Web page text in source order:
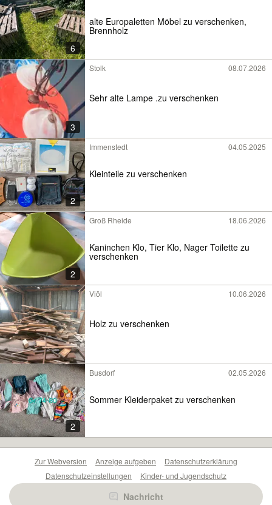
6
alte Europaletten Möbel zu verschenken,
Brennholz
3
Stolk 08.07.2026
Sehr alte Lampe .zu verschenken
2
Immenstedt 04.05.2025
Kleinteile zu verschenken
2
Groß Rheide 18.06.2026
Kaninchen Klo, Tier Klo, Nager Toilette zu
verschenken
Viöl 10.06.2026
Holz zu verschenken
2
Busdorf 02.05.2026
Sommer Kleiderpaket zu verschenken
Nachricht
Zur Webversion Anzeige aufgeben
Datenschutzerklärung
Datenschutzeinstellungen
Kinder- und Jugendschutz
Barrierefreiheitserklärung